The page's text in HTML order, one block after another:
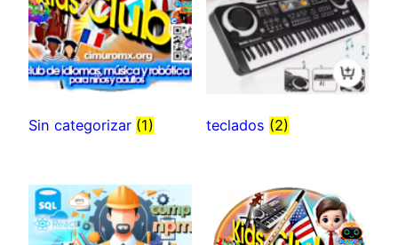
Sin categorizar (1) teclados (2)